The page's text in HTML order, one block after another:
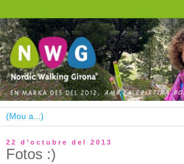
22 d’octubre del 2013
Fotos :)